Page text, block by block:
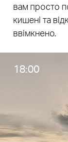
18:00
вам просто
кишені та
ввімкнено.